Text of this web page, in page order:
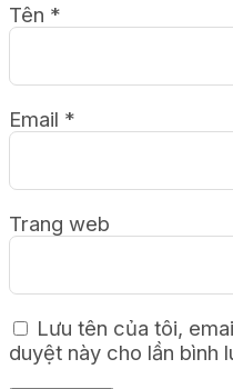
Tên *
Email *
Trang web
Lưu tên của tôi,
duyệt này cho lần bình